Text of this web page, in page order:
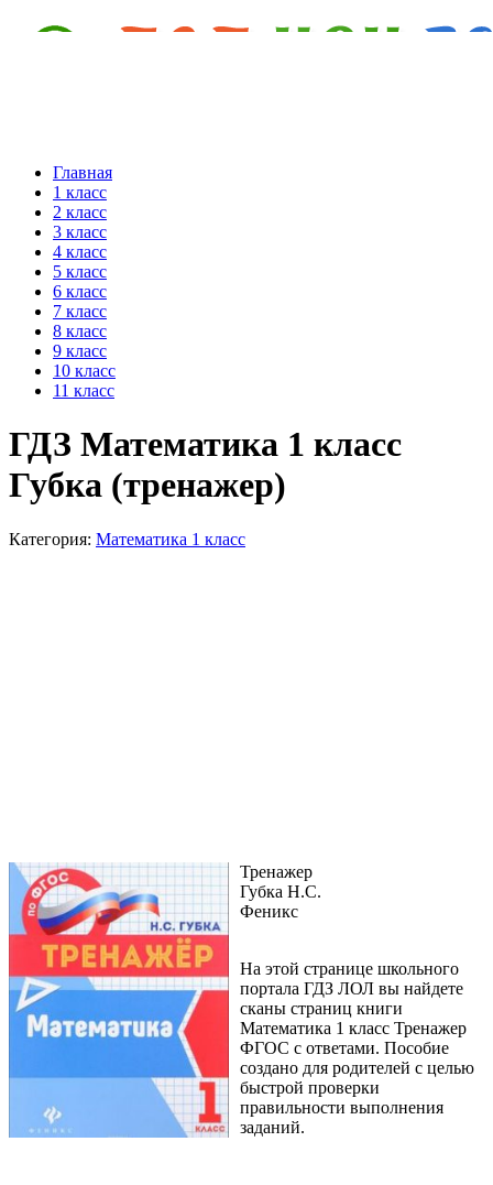
Главная
1 класс
2 класс
3 класс
4 класс
5 класс
6 класс
7 класс
8 класс
9 класс
10 класс
11 класс
ГДЗ Математика 1 класс
Губка (тренажер)
Категория: Математика 1 класс
Тренажер
Губка Н.С.
Феникс
На этой странице школьного
портала ГДЗ ЛОЛ вы найдете
сканы страниц книги
Математика 1 класс Тренажер
ФГОС с ответами. Пособие
создано для родителей с целью
быстрой проверки
правильности выполнения
заданий.